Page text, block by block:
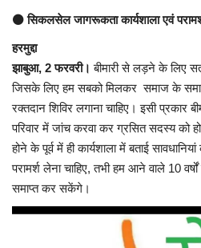
शख्सियत
मनोरंजन
धर्म-संस्कृति
विचार सरोकार
खेल सरोकार
⚫ सिकलसेल जागरूकता कार्यशाला एवं
हरमुद्दा
झाबुआ, 2 फरवरी। बीमारी से लड़ने के लिए
जिसके लिए हम सबको मिलकर समाज के
रक्तदान शिविर लगाना चाहिए। इसी प्रकार
परिवार में जांच करवा कर ग्रसित सदस्य को
होने के पूर्व में ही कार्यशाला में बताई
परामर्श लेना चाहिए, तभी हम आने वाले 10
समाप्त कर सकेंगे।